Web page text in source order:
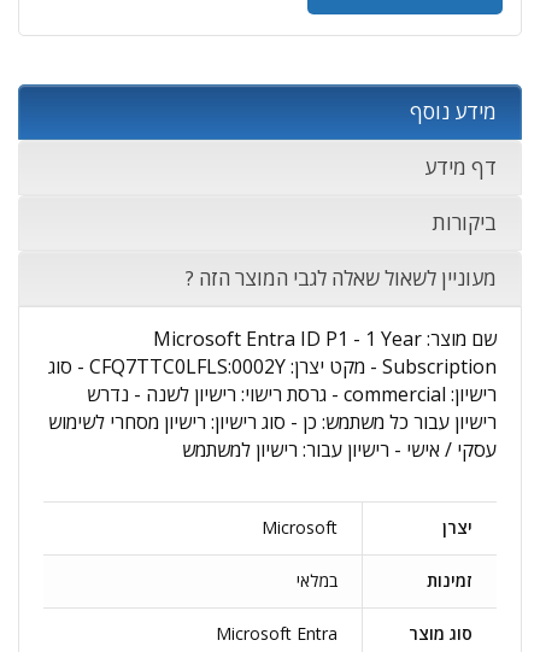
מידע נוסף
דף מידע
ביקורות
מעוניין לשאול שאלה לגבי המוצר הזה ?
שם מוצר: Microsoft Entra ID P1 - 1 Year
Subscription - מקט יצרן: CFQ7TTC0LFLS:0002Y - סוג
רישיון: commercial - גרסת רישוי: רישיון לשנה - נדרש
רישיון עבור כל משתמש: כן - סוג רישיון: רישיון מסחרי לשימוש
עסקי / אישי - רישיון עבור: רישיון למשתמש
יצרן Microsoft
זמינות במלאי
סוג מוצר Microsoft Entra